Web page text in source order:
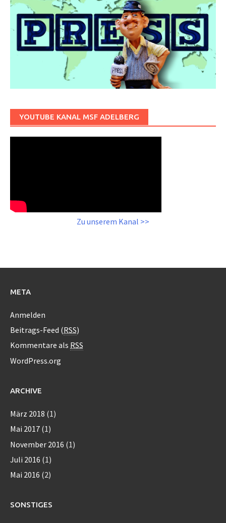
YOUTUBE KANAL MSF ADELBERG
Zu unserem Kanal >>
META
Anmelden
Beitrags-Feed (RSS)
Kommentare als RSS
WordPress.org
ARCHIVE
März 2018 (1)
Mai 2017 (1)
November 2016 (1)
Juli 2016 (1)
Mai 2016 (2)
SONSTIGES